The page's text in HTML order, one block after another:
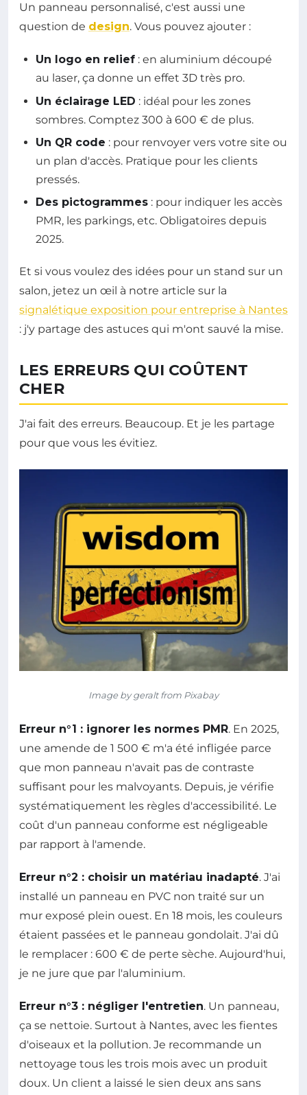
Un panneau personnalisé, c'est aussi une
question de design. Vous pouvez ajouter :
Un logo en relief : en aluminium découpé
au laser, ça donne un effet 3D très pro.
Un éclairage LED : idéal pour les zones
sombres. Comptez 300 à 600 € de plus.
Un QR code : pour renvoyer vers votre site ou
un plan d'accès. Pratique pour les clients
pressés.
Des pictogrammes : pour indiquer les accès
PMR, les parkings, etc. Obligatoires depuis
2025.
Et si vous voulez des idées pour un stand sur un
salon, jetez un œil à notre article sur la
signalétique exposition pour entreprise à Nantes
: j'y partage des astuces qui m'ont sauvé la mise.
LES ERREURS QUI COÛTENT
CHER
J'ai fait des erreurs. Beaucoup. Et je les partage
pour que vous les évitiez.
Image by geralt from Pixabay
Erreur n°1 : ignorer les normes PMR. En 2025,
une amende de 1 500 € m'a été infligée parce
que mon panneau n'avait pas de contraste
suffisant pour les malvoyants. Depuis, je vérifie
systématiquement les règles d'accessibilité. Le
coût d'un panneau conforme est négligeable
par rapport à l'amende.
Erreur n°2 : choisir un matériau inadapté. J'ai
installé un panneau en PVC non traité sur un
mur exposé plein ouest. En 18 mois, les couleurs
étaient passées et le panneau gondolait. J'ai dû
le remplacer : 600 € de perte sèche. Aujourd'hui,
je ne jure que par l'aluminium.
Erreur n°3 : négliger l'entretien. Un panneau,
ça se nettoie. Surtout à Nantes, avec les fientes
d'oiseaux et la pollution. Je recommande un
nettoyage tous les trois mois avec un produit
doux. Un client a laissé le sien deux ans sans